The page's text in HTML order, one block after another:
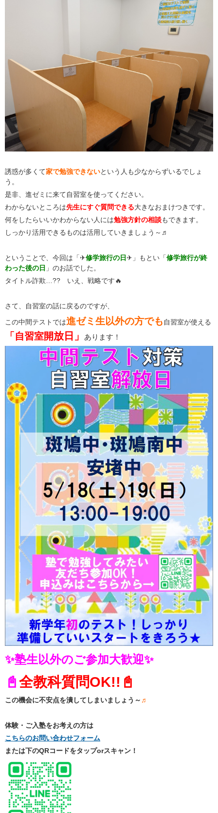
誘惑が多くて家で勉強できないという人も少なからずいるでしょ
う。
是非、進ゼミに来て自習室を使ってください。
わからないところは先生にすぐ質問できる大きなおまけつきです。
何をしたらいいかわからない人には勉強方針の相談もできます。
しっかり活用できるものは活用していきましょう～♬
ということで、今回は「✈修学旅行の日 ✈」もとい「修学旅行が終
わった後の日 」のお話でした。
タイトル詐欺…?? いえ、戦略です🔥
さて、自習室の話に戻るのですが、
この中間テストでは進ゼミ生以外の方でも 自習室が使える
「自習室開放日」 あります！
✨塾生以外のご参加大歓迎✨
📓全教科質問OK!!📓
この機会に不安点を潰してしまいましょう～ ♬
体験・ご入塾をお考えの方は
こちらのお問い合わせフォーム
または下のQRコードをタップorスキャン！